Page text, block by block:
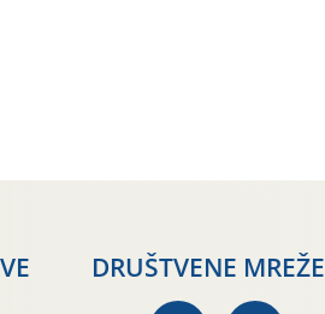
DRUŠTVENE MREŽE